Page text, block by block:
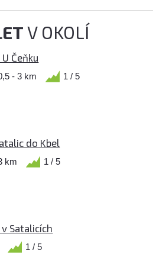
V OKOLÍ
Čeňku
- 3 km 1 / 5
do Kbel
km 1 / 5
Satalicích
1 / 5